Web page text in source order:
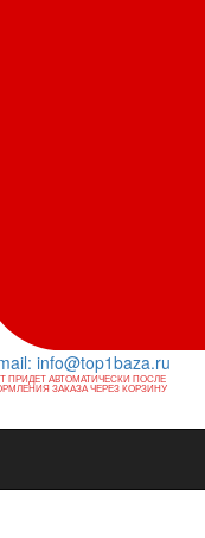
info@top1baza.ru
ПРИДЕТ АВТОМАТИЧЕСКИ ПОСЛЕ
ЗАКАЗА ЧЕРЕЗ КОРЗИНУ